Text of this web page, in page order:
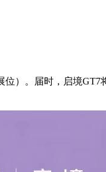
）。届时，启境